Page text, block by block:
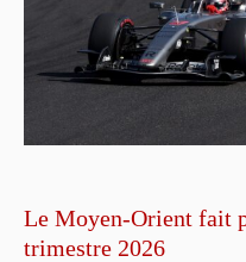
Le Moyen-Orient fait
trimestre 2026